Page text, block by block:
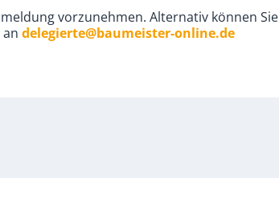
vorzunehmen. Alternativ können Sie
andelegierte@baumeister-online.de